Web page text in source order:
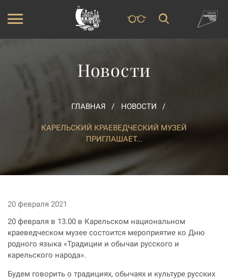
Новости
ГЛАВНАЯ НОВОСТИ
КАРЕЛЬСКИЙ КРАЕВЕДЧЕСКИЙ МУЗЕЙ
ПРИГЛАШАЕТ...
20 февраля 2021
20 февраля в 13.00 в Карельском национальном
краеведческом музее состоится мероприятие ко Дню
родного языка «Традиции и обычаи русского и
карельского народа».
Будем говорить о традициях, обычаях и культуре русских